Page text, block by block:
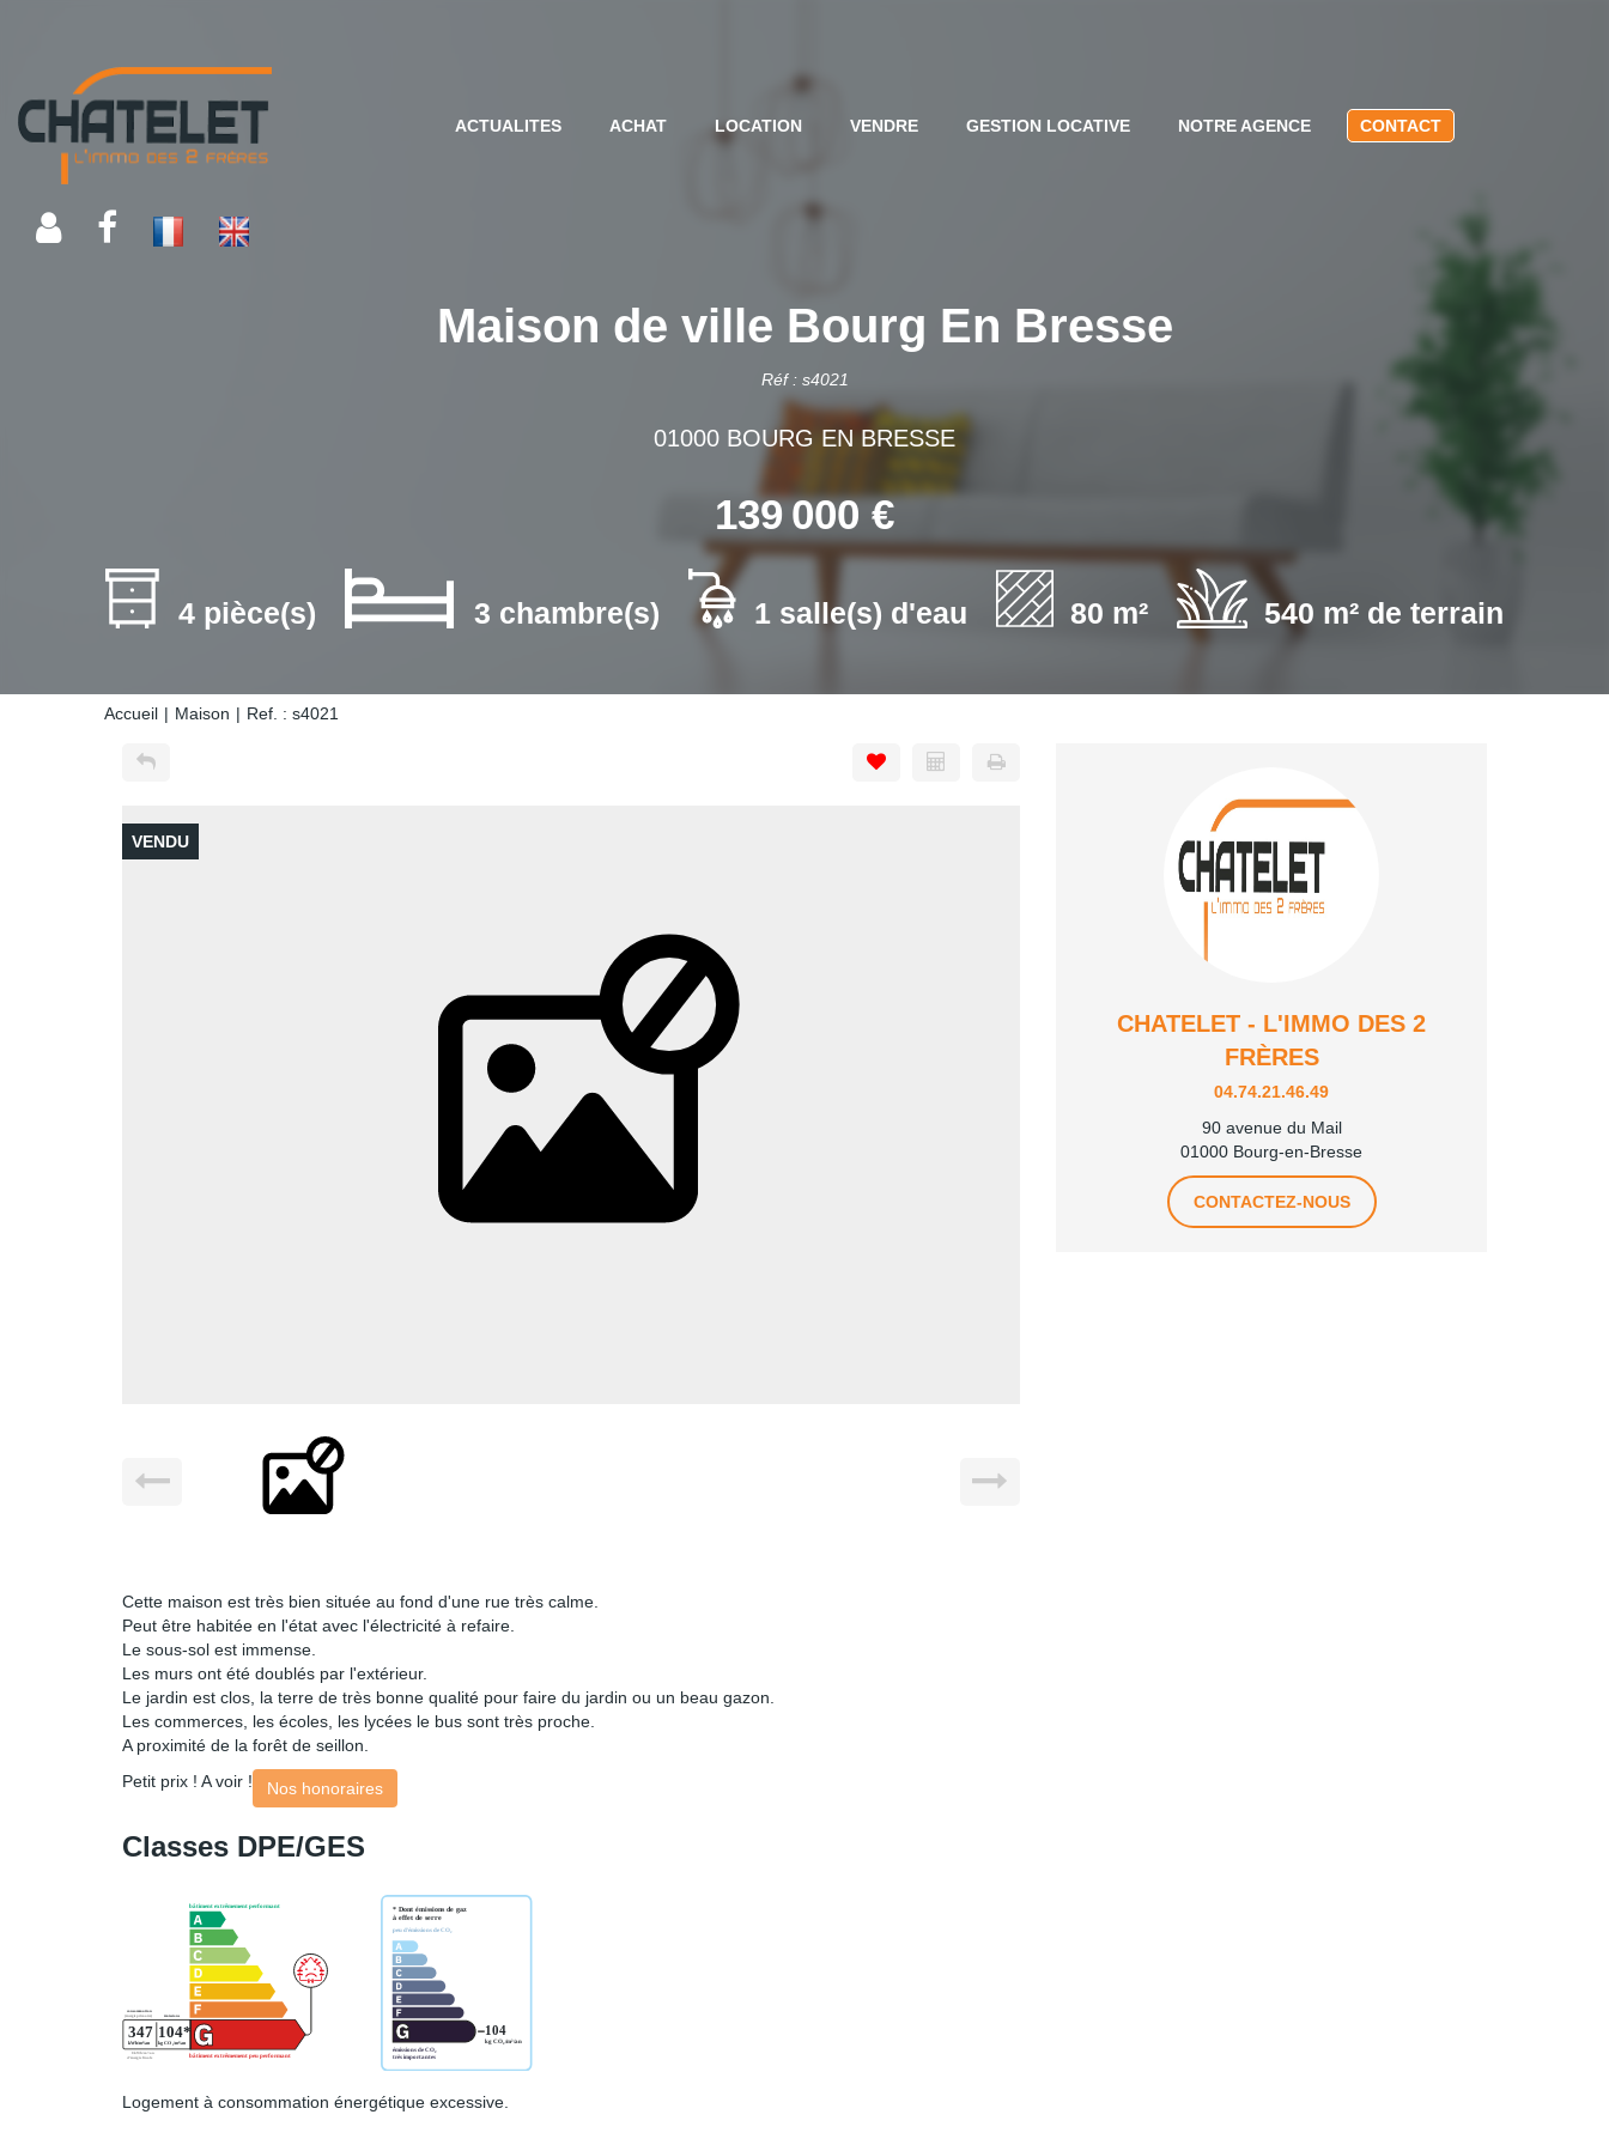
ACTUALITES ACHAT LOCATION VENDRE GESTION LOCATIVE NOTRE AGENCE CONTACT
Maison de ville Bourg En Bresse
Réf : s4021
01000 BOURG EN BRESSE
139 000 €
4 pièce(s) 3 chambre(s) 1 salle(s) d'eau 80 m² 540 m² de terrain
Accueil Maison Ref. : s4021
VENDU
Cette maison est très bien située au fond d'une rue très calme.
Peut être habitée en l'état avec l'électricité à refaire.
Le sous-sol est immense.
Les murs ont été doublés par l'extérieur.
Le jardin est clos, la terre de très bonne qualité pour faire du jardin ou un beau gazon.
Les commerces, les écoles, les lycées le bus sont très proche.
A proximité de la forêt de seillon.
Petit prix ! A voir !
Nos honoraires
Classes DPE/GES
Logement à consommation énergétique excessive.
CHATELET - L'IMMO DES 2
FRÈRES
04.74.21.46.49
90 avenue du Mail
01000 Bourg-en-Bresse
CONTACTEZ-NOUS